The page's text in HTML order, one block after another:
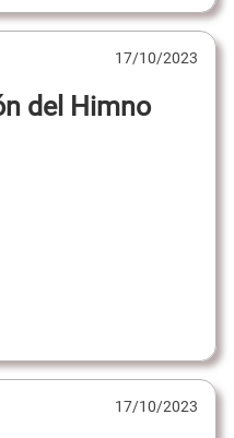
17/10/2023
del Himno
17/10/2023